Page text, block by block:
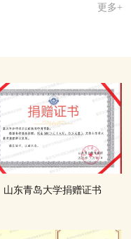
更多+
山东青岛大学捐赠证书